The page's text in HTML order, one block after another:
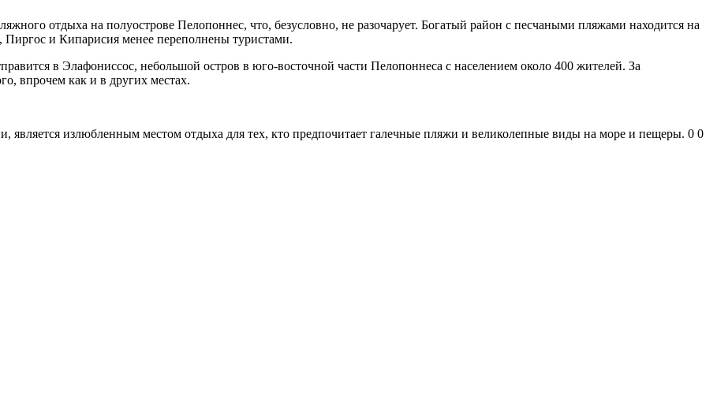
отдыха на полуострове Пелопоннес, что, безусловно, не разочарует. Богатый район с песчаными пляжами находится на
и Кипарисия менее переполнены туристами.
в Элафониссос, небольшой остров в юго-восточной части Пелопоннеса с населением около 400 жителей. За
впрочем как и в других местах.
является излюбленным местом отдыха для тех, кто предпочитает галечные пляжи и великолепные виды на море и пещеры. 0 0